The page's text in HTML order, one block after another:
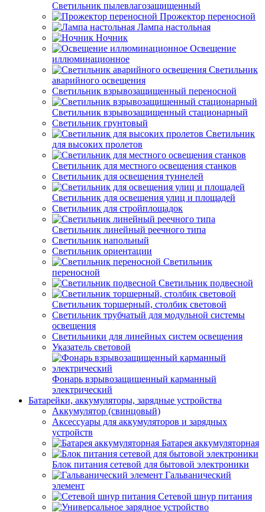
Светильник пылевлагозащищенный
Прожектор переносной
Лампа настольная
Ночник
Освещение
иллюминационное
Светильник
аварийного освещения
Светильник взрывозащищенный переносной
Светильник взрывозащищенный стационарный
Светильник грунтовый
Светильник
для высоких пролетов
Светильник для местного освещения станков
Светильник для освещения туннелей
Светильник для освещения улиц и площадей
Светильник для стройплощадок
Светильник линейный реечного типа
Светильник напольный
Светильник ориентации
Светильник
переносной
Светильник подвесной
Светильник торшерный, столбик световой
Светильник трубчатый для модульной системы
освещения
Светильники для линейных систем освещения
Указатель световой
Фонарь взрывозащищенный карманный
электрический
Батарейки, аккумуляторы, зарядные устройства
Аккумулятор (свинцовый)
Аксессуары для аккумуляторов и зарядных
устройств
Батарея аккумуляторная
Блок питания сетевой для бытовой электроники
Гальванический
элемент
Сетевой шнур питания